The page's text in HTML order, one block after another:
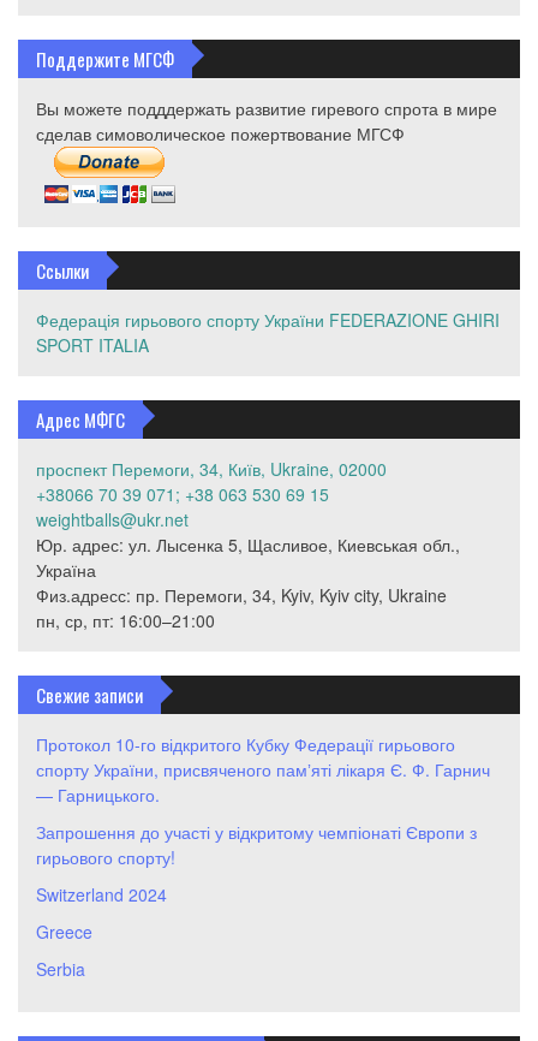
Поддержите МГСФ
Вы можете подддержать развитие гиревого спрота в мире
сделав симоволическое пожертвование МГСФ
Ссылки
Федерація гирьового спорту України FEDERAZIONE GHIRI
SPORT ITALIA
Адрес МФГС
проспект Перемоги, 34, Київ, Ukraine, 02000
+38066 70 39 071; +38 063 530 69 15
weightballs@ukr.net
Юр. адрес: ул. Лысенка 5, Щасливое, Киевськая обл.,
Україна
Физ.адресс: пр. Перемоги, 34, Kyiv, Kyiv city, Ukraine
пн, ср, пт: 16:00–21:00
Свежие записи
Протокол 10-го відкритого Кубку Федерації гирьового
спорту України, присвяченого памʼяті лікаря Є. Ф. Гарнич
— Гарницького.
Запрошення до участі у відкритому чемпіонаті Європи з
гирьового спорту!
Switzerland 2024
Greece
Serbia